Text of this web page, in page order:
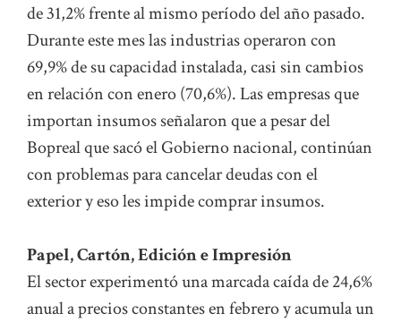
de 31,2% frente al mismo período del año pasado.
Durante este mes las industrias operaron con
69,9% de su capacidad instalada, casi sin cambios
en relación con enero (70,6%). Las empresas que
importan insumos señalaron que a pesar del
Bopreal que sacó el Gobierno nacional, continúan
con problemas para cancelar deudas con el
exterior y eso les impide comprar insumos.
Papel, Cartón, Edición e Impresión
El sector experimentó una marcada caída de 24,6%
anual a precios constantes en febrero y acumula un